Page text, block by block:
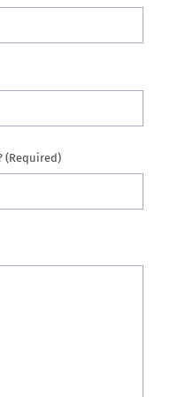
(Required)